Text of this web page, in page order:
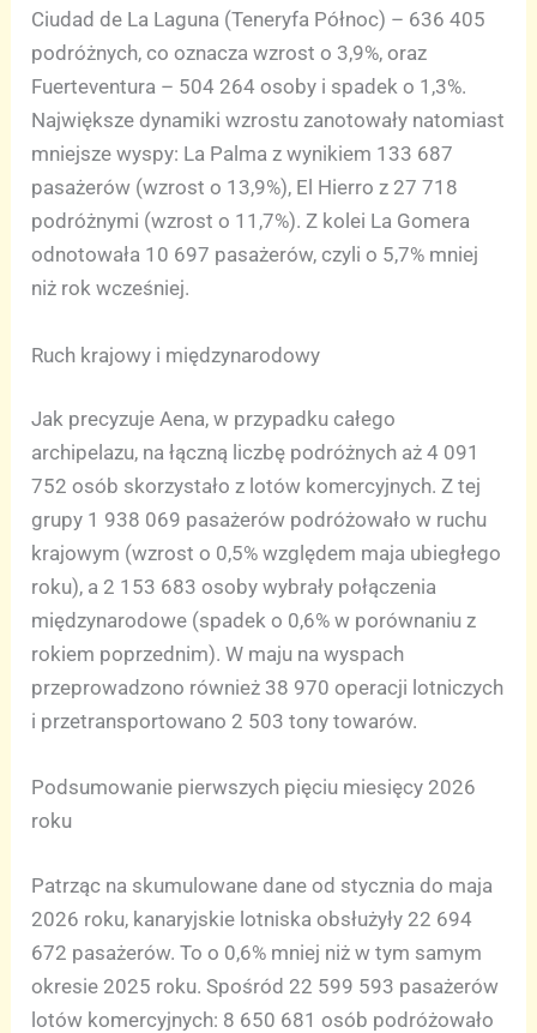
Ciudad de La Laguna (Teneryfa Północ) – 636 405
podróżnych, co oznacza wzrost o 3,9%, oraz
Fuerteventura – 504 264 osoby i spadek o 1,3%.
Największe dynamiki wzrostu zanotowały natomiast
mniejsze wyspy: La Palma z wynikiem 133 687
pasażerów (wzrost o 13,9%), El Hierro z 27 718
podróżnymi (wzrost o 11,7%). Z kolei La Gomera
odnotowała 10 697 pasażerów, czyli o 5,7% mniej
niż rok wcześniej.
Ruch krajowy i międzynarodowy
Jak precyzuje Aena, w przypadku całego
archipelazu, na łączną liczbę podróżnych aż 4 091
752 osób skorzystało z lotów komercyjnych. Z tej
grupy 1 938 069 pasażerów podróżowało w ruchu
krajowym (wzrost o 0,5% względem maja ubiegłego
roku), a 2 153 683 osoby wybrały połączenia
międzynarodowe (spadek o 0,6% w porównaniu z
rokiem poprzednim). W maju na wyspach
przeprowadzono również 38 970 operacji lotniczych
i przetransportowano 2 503 tony towarów.
Podsumowanie pierwszych pięciu miesięcy 2026
roku
Patrząc na skumulowane dane od stycznia do maja
2026 roku, kanaryjskie lotniska obsłużyły 22 694
672 pasażerów. To o 0,6% mniej niż w tym samym
okresie 2025 roku. Spośród 22 599 593 pasażerów
lotów komercyjnych: 8 650 681 osób podróżowało